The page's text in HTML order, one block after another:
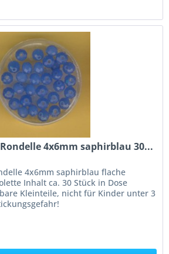
4x6mm saphirblau 30...
4x6mm saphirblau flache
Inhalt ca. 30 Stück in Dose
Kleinteile, nicht für Kinder unter 3